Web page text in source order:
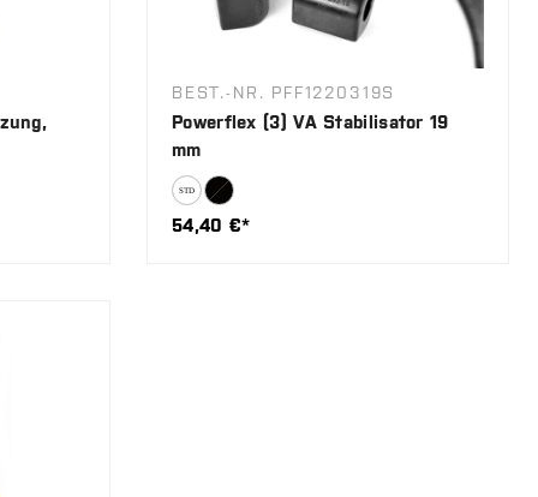
BEST.-NR. PFF1220319S
Powerflex (3) VA Stabilisator 19
mm
54,40 €*